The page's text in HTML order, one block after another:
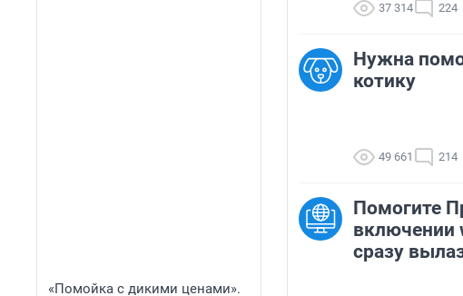
«Помойка с дикими ценами».
37 314 224
Нужна
котику
49 661 214
Помогите
включении
сразу